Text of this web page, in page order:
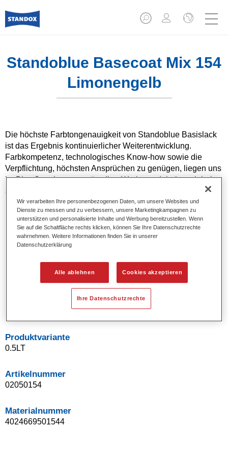
Standoblue Basecoat Mix 154
Limonengelb
Die höchste Farbtongenauigkeit von Standoblue Basislack
ist das Ergebnis kontinuierlicher Weiterentwicklung.
Farbkompetenz, technologisches Know-how sowie die
Verpflichtung, höchsten Ansprüchen zu genügen, liegen uns
im Blut. Standox unterstützt Ihre Werkstatt dabei, auch bei
speziellen Reparaturaufträgen und nicht alltäglichen
Farbtönen hervorragende Ergebnisse zu erzielen.
Produktmerkmale
Uni- und Spezialeffekt-Farbtöne.
Ausgezeichnete Farbtongenauigkeit.
Ausgezeichnetes Deckvermögen.
Ermöglicht Reparaturlackierungen ohne Übergänge.
Hervorragend zur Beilackierung geeignet.
Kann gehärtet werden.
Effiziente Lackierung in einem Arbeitsgang.
Produktvariante
0.5LT
Artikelnummer
02050154
Materialnummer
4024669501544
Wir verarbeiten Ihre personenbezogenen Daten, um unsere Websites und
Dienste zu messen und zu verbessern, unsere Marketingkampagnen zu
unterstützen und personalisierte Inhalte und Werbung bereitzustellen. Wenn
Sie auf die Schaltfläche rechts klicken, können Sie Ihre Datenschutzrechte
wahrnehmen. Weitere Informationen finden Sie in unserer
Datenschutzerklärung
Alle ablehnen Cookies akzeptieren
Ihre Datenschutzrechte